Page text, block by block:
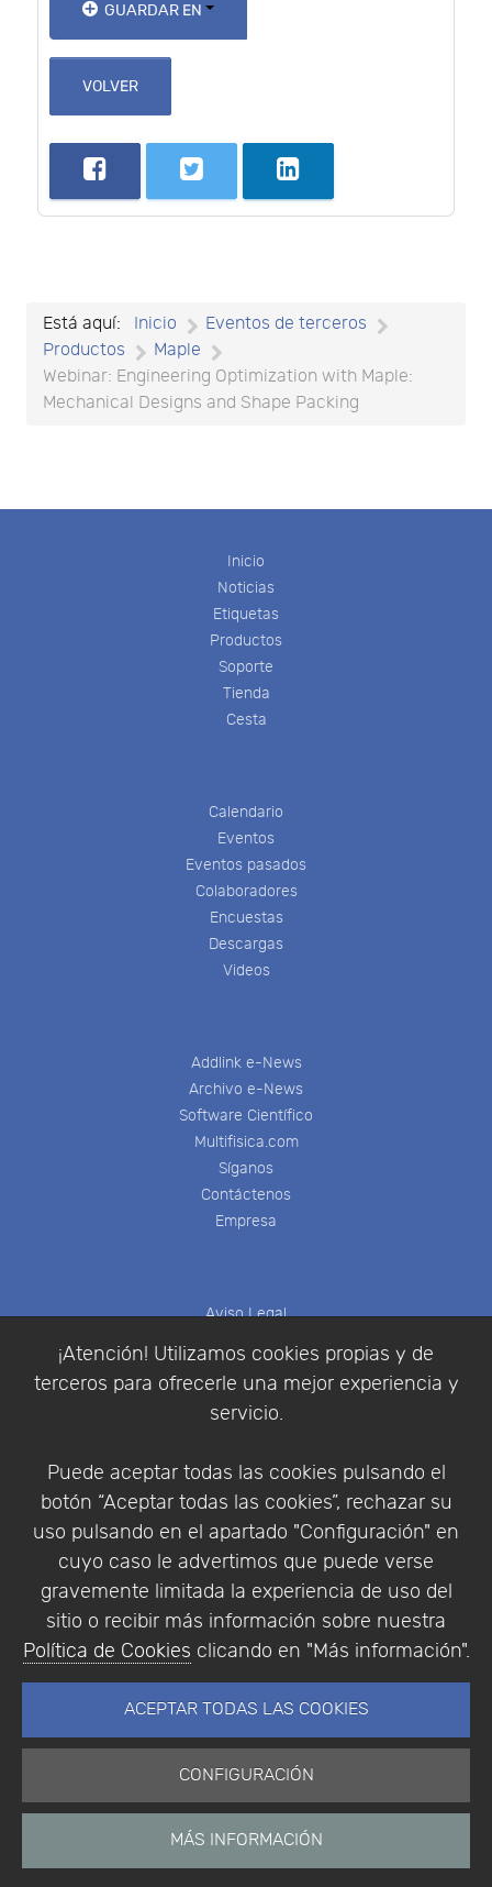
¡Atención! Utilizamos cookies propias y de
terceros para ofrecerle una mejor experiencia y
servicio.
Puede aceptar todas las cookies pulsando el
botón “Aceptar todas las cookies”, rechazar su
uso pulsando en el apartado "Configuración" en
cuyo caso le advertimos que puede verse
gravemente limitada la experiencia de uso del
sitio o recibir más información sobre nuestra
Política de Cookies clicando en "Más información".
ACEPTAR TODAS LAS COOKIES
CONFIGURACIÓN
MÁS INFORMACIÓN
GUARDAR EN
VOLVER
Está aquí: Inicio
Eventos de terceros
Productos
Maple
Webinar: Engineering Optimization with Maple:
Mechanical Designs and Shape Packing
Inicio
Noticias
Etiquetas
Productos
Soporte
Tienda
Cesta
Calendario
Eventos
Eventos pasados
Colaboradores
Encuestas
Descargas
Videos
Addlink e-News
Archivo e-News
Software Científico
Multifisica.com
Síganos
Contáctenos
Empresa
Aviso Legal
Política de Privacidad
Condiciones de compra
Identificarse
Empresa|Aviso Legal| Política de Privacidad |
Política de Cookies
© Copyright 1994 - 2026. Addlink Software
Científico, S.L.
Portugal.